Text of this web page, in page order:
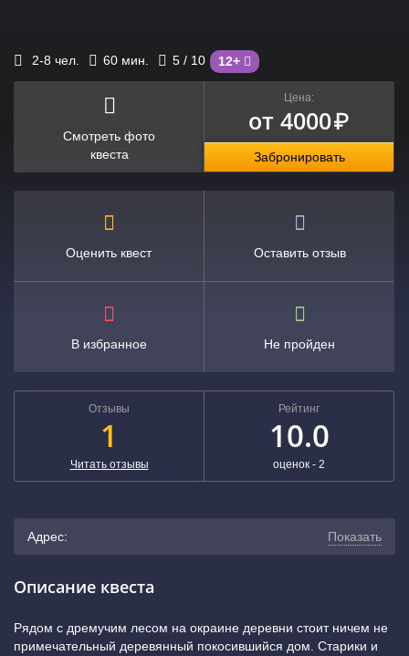
2-8 чел. 60 мин. 5 / 10 12+
Смотреть фото
квеста
Цена:
от 4000₽
Забронировать
Оценить квест Оставить отзыв
В избранное Не пройден
Отзывы
1
Читать отзывы
Рейтинг
10.0
оценок - 2
Адрес: Показать
+7 (343) 243-56-09
Описание квеста
Рядом с дремучим лесом на окраине деревни стоит ничем не
примечательный деревянный покосившийся дом. Старики и